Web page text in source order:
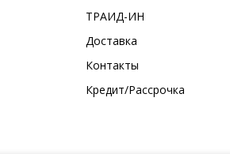
ТРАИД-ИН
Доставка
Контакты
Кредит/Рассрочка